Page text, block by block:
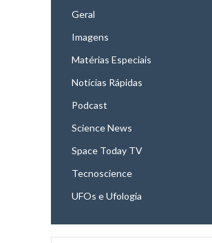
Geral
Imagens
Matérias Especiais
Notícias Rápidas
Podcast
Science News
Space Today TV
Tecnoscience
UFOs e Ufologia